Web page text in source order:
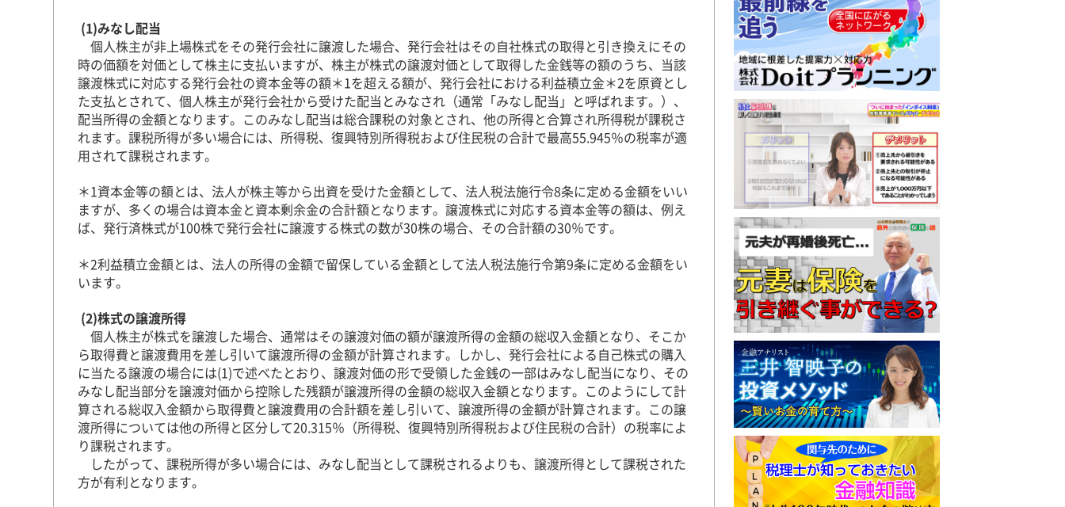
(1)みなし配当
個人株主が非上場株式をその発行会社に譲渡した場合、発行会社はその自社株式の取得と引き換えにその
時の価額を対価として株主に支払いますが、株主が株式の譲渡対価として取得した金銭等の額のうち、当該
譲渡株式に対応する発行会社の資本金等の額＊1を超える額が、発行会社における利益積立金＊2を原資とし
た支払とされて、個人株主が発行会社から受けた配当とみなされ（通常「みなし配当」と呼ばれます。）、
配当所得の金額となります。このみなし配当は総合課税の対象とされ、他の所得と合算され所得税が課税さ
れます。課税所得が多い場合には、所得税、復興特別所得税および住民税の合計で最高55.945％の税率が適
用されて課税されます。
＊1資本金等の額とは、法人が株主等から出資を受けた金額として、法人税法施行令8条に定める金額をいい
ますが、多くの場合は資本金と資本剰余金の合計額となります。譲渡株式に対応する資本金等の額は、例え
ば、発行済株式が100株で発行会社に譲渡する株式の数が30株の場合、その合計額の30％です。
＊2利益積立金額とは、法人の所得の金額で留保している金額として法人税法施行令第9条に定める金額をい
います。
(2)株式の譲渡所得
個人株主が株式を譲渡した場合、通常はその譲渡対価の額が譲渡所得の金額の総収入金額となり、そこか
ら取得費と譲渡費用を差し引いて譲渡所得の金額が計算されます。しかし、発行会社による自己株式の購入
に当たる譲渡の場合には(1)で述べたとおり、譲渡対価の形で受領した金銭の一部はみなし配当になり、その
みなし配当部分を譲渡対価から控除した残額が譲渡所得の金額の総収入金額となります。このようにして計
算される総収入金額から取得費と譲渡費用の合計額を差し引いて、譲渡所得の金額が計算されます。この譲
渡所得については他の所得と区分して20.315％（所得税、復興特別所得税および住民税の合計）の税率によ
り課税されます。
したがって、課税所得が多い場合には、みなし配当として課税されるよりも、譲渡所得として課税された
方が有利となります。